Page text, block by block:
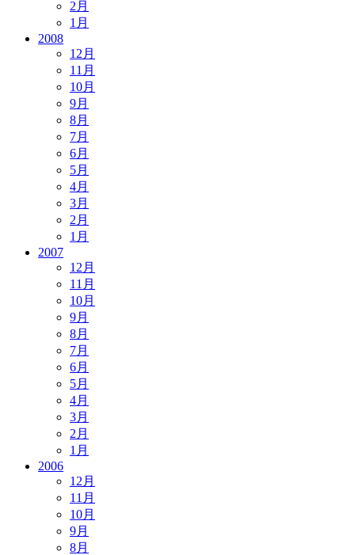
2月
1月
2008
12月
11月
10月
9月
8月
7月
6月
5月
4月
3月
2月
1月
2007
12月
11月
10月
9月
8月
7月
6月
5月
4月
3月
2月
1月
2006
12月
11月
10月
9月
8月